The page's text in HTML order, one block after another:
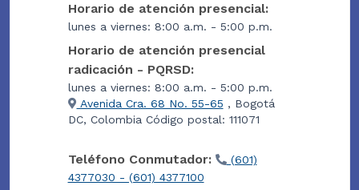
Horario de atención presencial:
lunes a viernes: 8:00 a.m. - 5:00 p.m.
Horario de atención presencial
radicación - PQRSD:
lunes a viernes: 8:00 a.m. - 5:00 p.m.
Avenida Cra. 68 No. 55-65 , Bogotá
DC, Colombia Código postal: 111071
Teléfono Conmutador:
(601)
4377030 - (601) 4377100